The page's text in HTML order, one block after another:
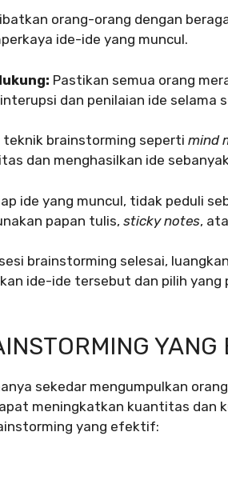
orang-orang dengan
ide-ide yang muncul.
Pastikan semua orang
dan penilaian ide selama
teknik brainstorming seperti mind
dan menghasilkan ide
ide yang muncul, tidak peduli
papan tulis, sticky notes,
brainstorming selesai,
ide-ide tersebut dan pilih
YANG
sekedar mengumpulkan
meningkatkan kuantitas dan
yang efektif: